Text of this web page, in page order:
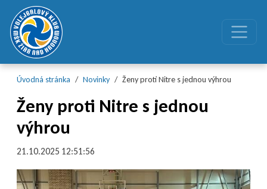
Preskočiť na obsah
Preskočiť na hlavné menu
Úvodná stránka Novinky Ženy proti Nitre s jednou výhrou
Ženy proti Nitre s jednou
výhrou
21.10.2025 12:51:56